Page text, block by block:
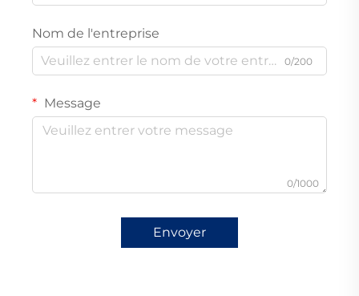
Nom de l'entreprise
0/200
Message
0/1000
Envoyer